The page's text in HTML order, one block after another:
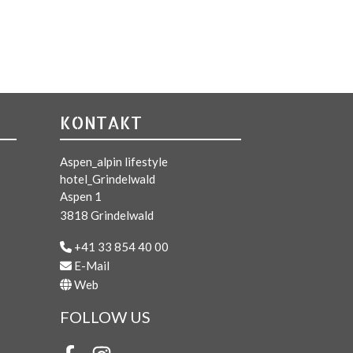
KONTAKT
Aspen_alpin lifestyle
hotel_Grindelwald
Aspen 1
3818 Grindelwald
+41 33 854 40 00
E-Mail
Web
FOLLOW US